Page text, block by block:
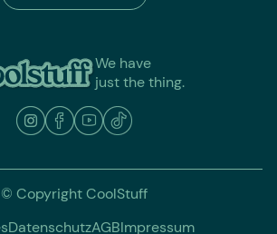
We have
just the thing.
© Copyright CoolStuff
DatenschutzAGBImpressum